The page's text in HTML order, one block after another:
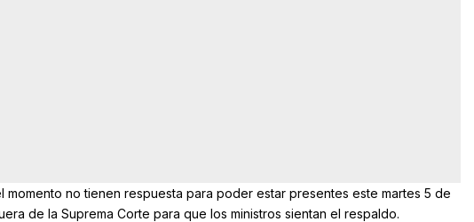
momento no tienen respuesta para poder estar presentes este martes 5 de
de la Suprema Corte para que los ministros sientan el respaldo.